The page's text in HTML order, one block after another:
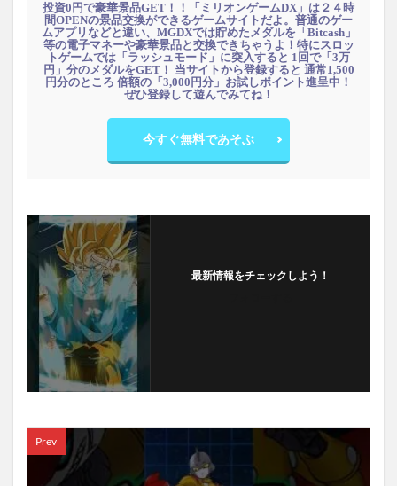
投資0円で豪華景品GET！！「ミリオンゲームDX」は２４時
間OPENの景品交換ができるゲームサイトだよ。普通のゲー
ムアプリなどと違い、MGDXでは貯めたメダルを「Bitcash」
等の電子マネーや豪華景品と交換できちゃうよ！特にスロッ
トゲームでは「ラッシュモード」に突入すると 1回で「3万
円」分のメダルをGET！ 当サイトから登録すると 通常1,500
円分のところ 倍額の「3,000円分」お試しポイント進呈中！
ぜひ登録して遊んでみてね！
今すぐ無料であそぶ
最新情報をチェックしよう！
Prev